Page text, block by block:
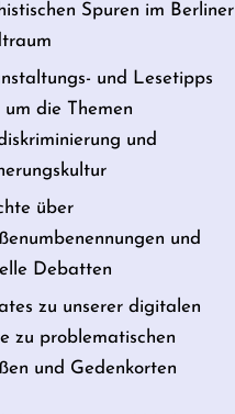
Spuren im Berliner
und Lesetipps
um die Themen
und
über
und
Debatten
zu unserer digitalen
zu problematischen
und Gedenkorten